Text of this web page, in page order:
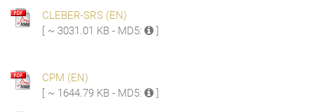
CLEBER-SRS (EN)
[ ~ 3031.01 KB - MD5:
]
CPM (EN)
[ ~ 1644.79 KB - MD5:
]